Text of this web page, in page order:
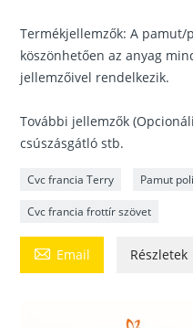
Termékjellemzők: A pamut/
köszönhetően az anyag
jellemzőivel rendelkezik.
További jellemzők
csúszásgátló stb.
Cvc francia Terry Pamut
Cvc francia frottír szövet
 Email Részletek